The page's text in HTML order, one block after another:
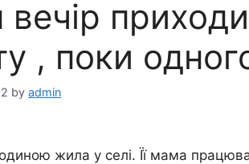
, поки
by admin
жила у селі. Її мама